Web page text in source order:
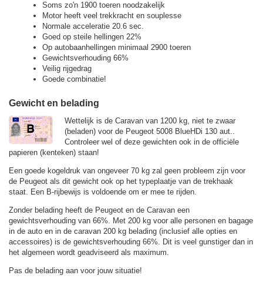
Soms zo'n 1900 toeren noodzakelijk
Motor heeft veel trekkracht en souplesse
Normale acceleratie 20.6 sec.
Goed op steile hellingen 22%
Op autobaanhellingen minimaal 2900 toeren
Gewichtsverhouding 66%
Veilig rijgedrag
Goede combinatie!
Gewicht en belading
Wettelijk is de Caravan van 1200 kg, niet te zwaar
(beladen) voor de Peugeot 5008 BlueHDi 130 aut..
Controleer wel of deze gewichten ook in de officiële
papieren (kenteken) staan!
Een goede kogeldruk van ongeveer 70 kg zal geen probleem zijn voor
de Peugeot als dit gewicht ook op het typeplaatje van de trekhaak
staat. Een B-rijbewijs is voldoende om er mee te rijden.
Zonder belading heeft de Peugeot en de Caravan een
gewichtsverhouding van 66%. Met 200 kg voor alle personen en bagage
in de auto en in de caravan 200 kg belading (inclusief alle opties en
accessoires) is de gewichtsverhouding 66%. Dit is veel gunstiger dan in
het algemeen wordt geadviseerd als maximum.
Pas de belading aan voor jouw situatie!